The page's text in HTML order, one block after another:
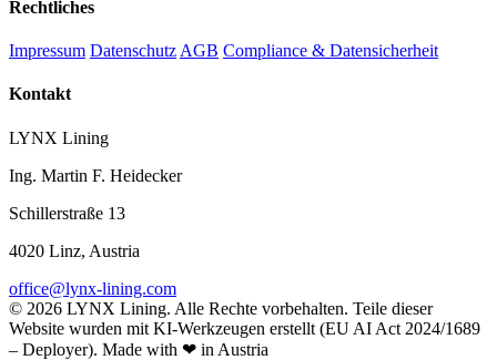
Rechtliches
Impressum Datenschutz AGB Compliance & Datensicherheit
Kontakt
LYNX Lining
Ing. Martin F. Heidecker
Schillerstraße 13
4020 Linz, Austria
office@lynx-lining.com
© 2026 LYNX Lining. Alle Rechte vorbehalten. Teile dieser
Website wurden mit KI-Werkzeugen erstellt (EU AI Act 2024/1689
– Deployer). Made with ❤ in Austria